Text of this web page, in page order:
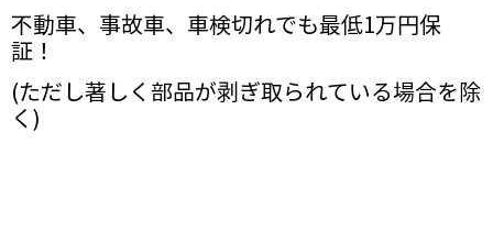
不動車、事故車、車検切れでも最低1万円保
証！
(ただし著しく部品が剥ぎ取られている場合を除
く)